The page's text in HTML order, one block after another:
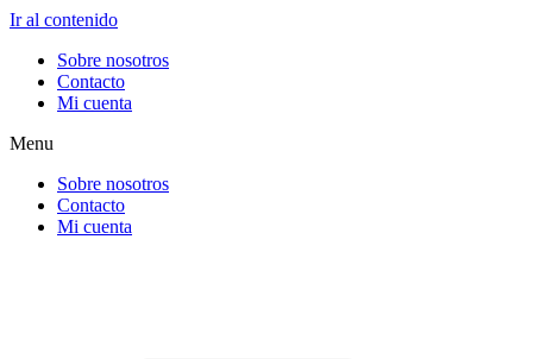
Ir al contenido
Sobre nosotros
Contacto
Mi cuenta
Menu
Sobre nosotros
Contacto
Mi cuenta